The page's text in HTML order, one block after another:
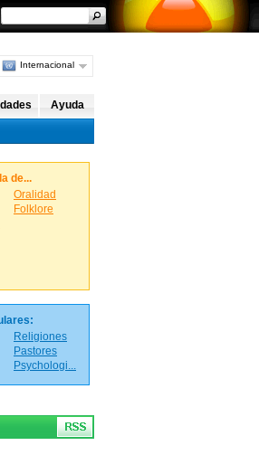
Internacional
España Ayuda
de...
Oralidad
Folklore
Religiones
Pastores
Psychologi...